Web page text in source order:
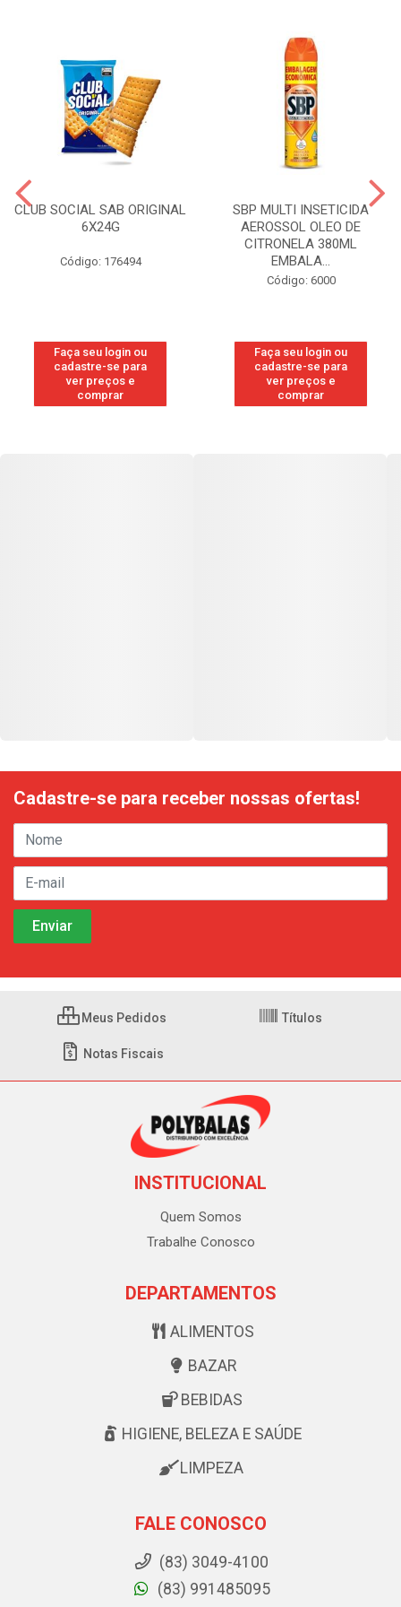
CLUB SOCIAL SAB ORIGINAL
6X24G
Código: 176494
Faça seu login ou
cadastre-se para
ver preços e
comprar
SBP MULTI INSETICIDA
AEROSSOL OLEO DE
CITRONELA 380ML
EMBALA...
Código: 6000
Faça seu login ou
cadastre-se para
ver preços e
comprar
Cadastre-se para receber nossas ofertas!
Meus Pedidos Títulos
Notas Fiscais
INSTITUCIONAL
Quem Somos
Trabalhe Conosco
DEPARTAMENTOS
ALIMENTOS
BAZAR
BEBIDAS
HIGIENE, BELEZA E SAÚDE
LIMPEZA
FALE CONOSCO
(83) 3049-4100
(83) 991485095